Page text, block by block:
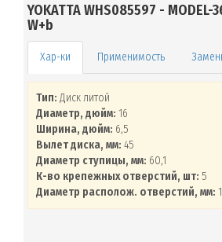
YOKATTA WHS085597 - MODEL-
W+b
Применимость
Тип: Диск литой
Диаметр, дюйм: 16
Ширина, дюйм: 6,5
Вылет диска, мм: 45
Диаметр ступицы, мм: 60,1
К-во крепежных отверстий, шт: 5
Диаметр располож. отверстий, мм: